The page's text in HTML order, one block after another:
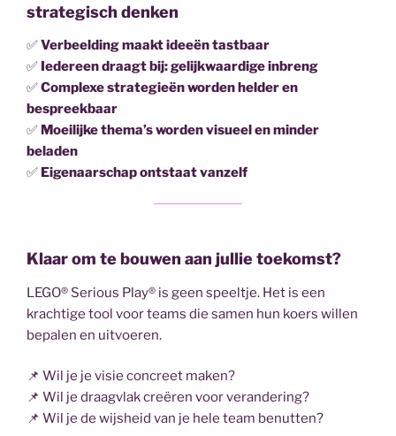
strategisch denken
✅Verbeelding maakt ideeën tastbaar
✅ Iedereen draagt bij: gelijkwaardige inbreng
✅Complexe strategieën worden helder en
bespreekbaar
✅ Moeilijke thema’s worden visueel en minder
beladen
✅ Eigenaarschap ontstaat vanzelf
Klaar om te bouwen aan jullie toekomst?
LEGO® Serious Play® is geen speeltje. Het is een
krachtige tool voor teams die samen hun koers willen
bepalen en uitvoeren.
📌 Wil je je visie concreet maken?
📌 Wil je draagvlak creëren voor verandering?
📌 Wil je de wijsheid van je hele team benutten?